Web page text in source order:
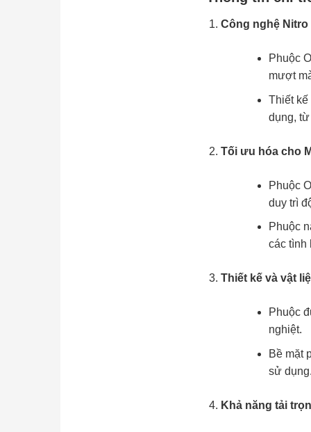
Công nghệ Nitro
Phuộc
mượt
Thiết kế
dụng,
Tối ưu hóa cho
Phuộc
duy trì
Phuộc
các tình
Thiết kế và vật
Phuộc
nghiệt.
Bề mặt
sử dụng.
Khả năng tải